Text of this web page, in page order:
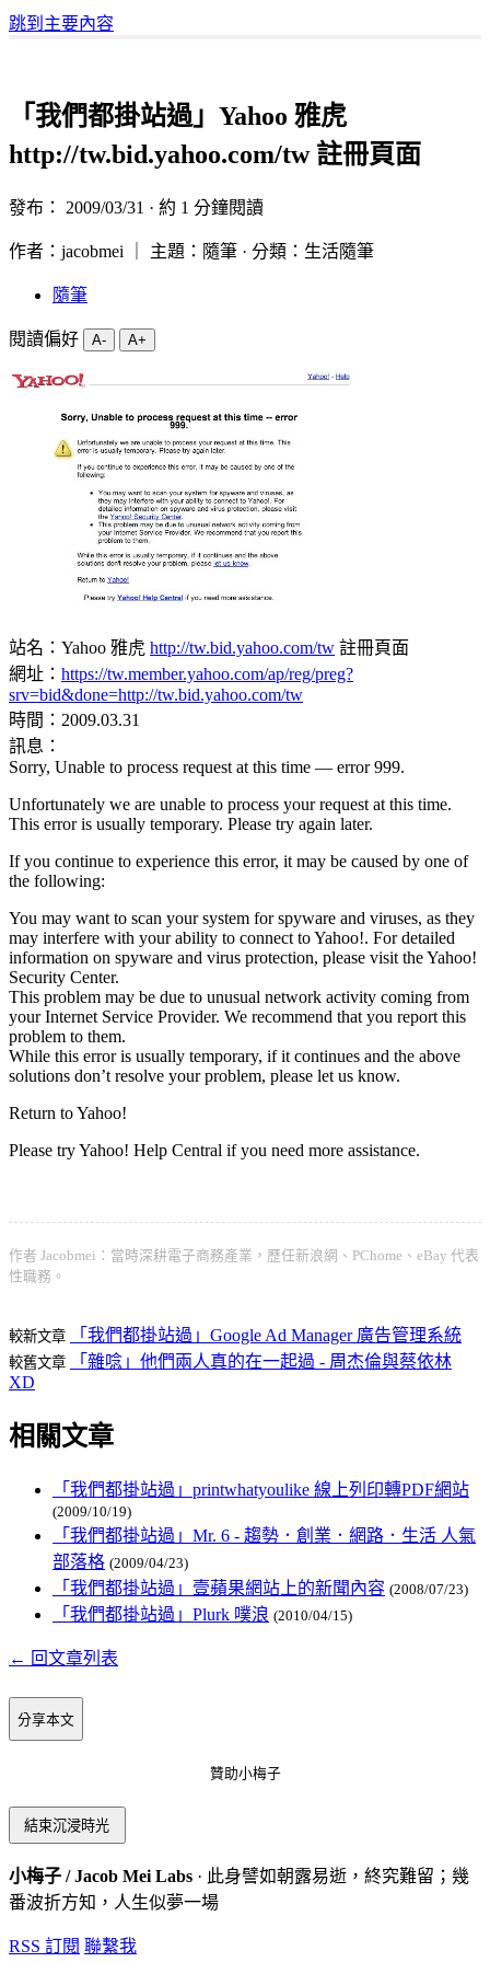
跳到主要內容
「我們都掛站過」Yahoo 雅虎
http://tw.bid.yahoo.com/tw 註冊頁面
發布： 2009/03/31 · 約 1 分鐘閱讀
作者：jacobmei ｜ 主題：隨筆 · 分類：生活隨筆
隨筆
閱讀偏好 A- A+
站名：Yahoo 雅虎 http://tw.bid.yahoo.com/tw 註冊頁面
網址： https://tw.member.yahoo.com/ap/reg/preg?
srv=bid&done=http://tw.bid.yahoo.com/tw
時間：2009.03.31
訊息：
Sorry, Unable to process request at this time — error 999.
Unfortunately we are unable to process your request at this time.
This error is usually temporary. Please try again later.
If you continue to experience this error, it may be caused by one of
the following:
You may want to scan your system for spyware and viruses, as they
may interfere with your ability to connect to Yahoo!. For detailed
information on spyware and virus protection, please visit the Yahoo!
Security Center.
This problem may be due to unusual network activity coming from
your Internet Service Provider. We recommend that you report this
problem to them.
While this error is usually temporary, if it continues and the above
solutions don’t resolve your problem, please let us know.
Return to Yahoo!
Please try Yahoo! Help Central if you need more assistance.
作者 Jacobmei：當時深耕電子商務產業，歷任新浪網、PChome、eBay 代表
性職務。
較新文章 「我們都掛站過」Google Ad Manager 廣告管理系統
較舊文章
「雜唸」他們兩人真的在一起過 - 周杰倫與蔡依林
XD
相關文章
「我們都掛站過」printwhatyoulike 線上列印轉PDF網站
(2009/10/19)
「我們都掛站過」Mr. 6 - 趨勢．創業．網路．生活 人氣
部落格 (2009/04/23)
「我們都掛站過」壹蘋果網站上的新聞內容 (2008/07/23)
「我們都掛站過」Plurk 噗浪 (2010/04/15)
← 回文章列表
分享本文
贊助小梅子
結束沉浸時光
小梅子 / Jacob Mei Labs · 此身譬如朝露易逝，終究難留；幾
番波折方知，人生似夢一場
RSS 訂閱 聯繫我